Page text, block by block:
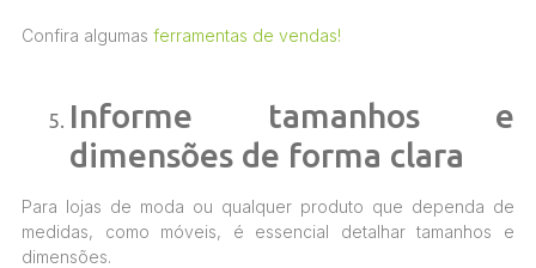
Confira algumas ferramentas de vendas!
Informe tamanhos e
dimensões de forma clara
Para lojas de moda ou qualquer produto que dependa de
medidas, como móveis, é essencial detalhar tamanhos e
dimensões.